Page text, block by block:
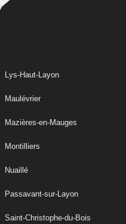
Lys-Haut-Layon
Maulévrier
Mazières-en-Mauges
Montilliers
Nuaillé
Passavant-sur-Layon
Saint-Christophe-du-Bois